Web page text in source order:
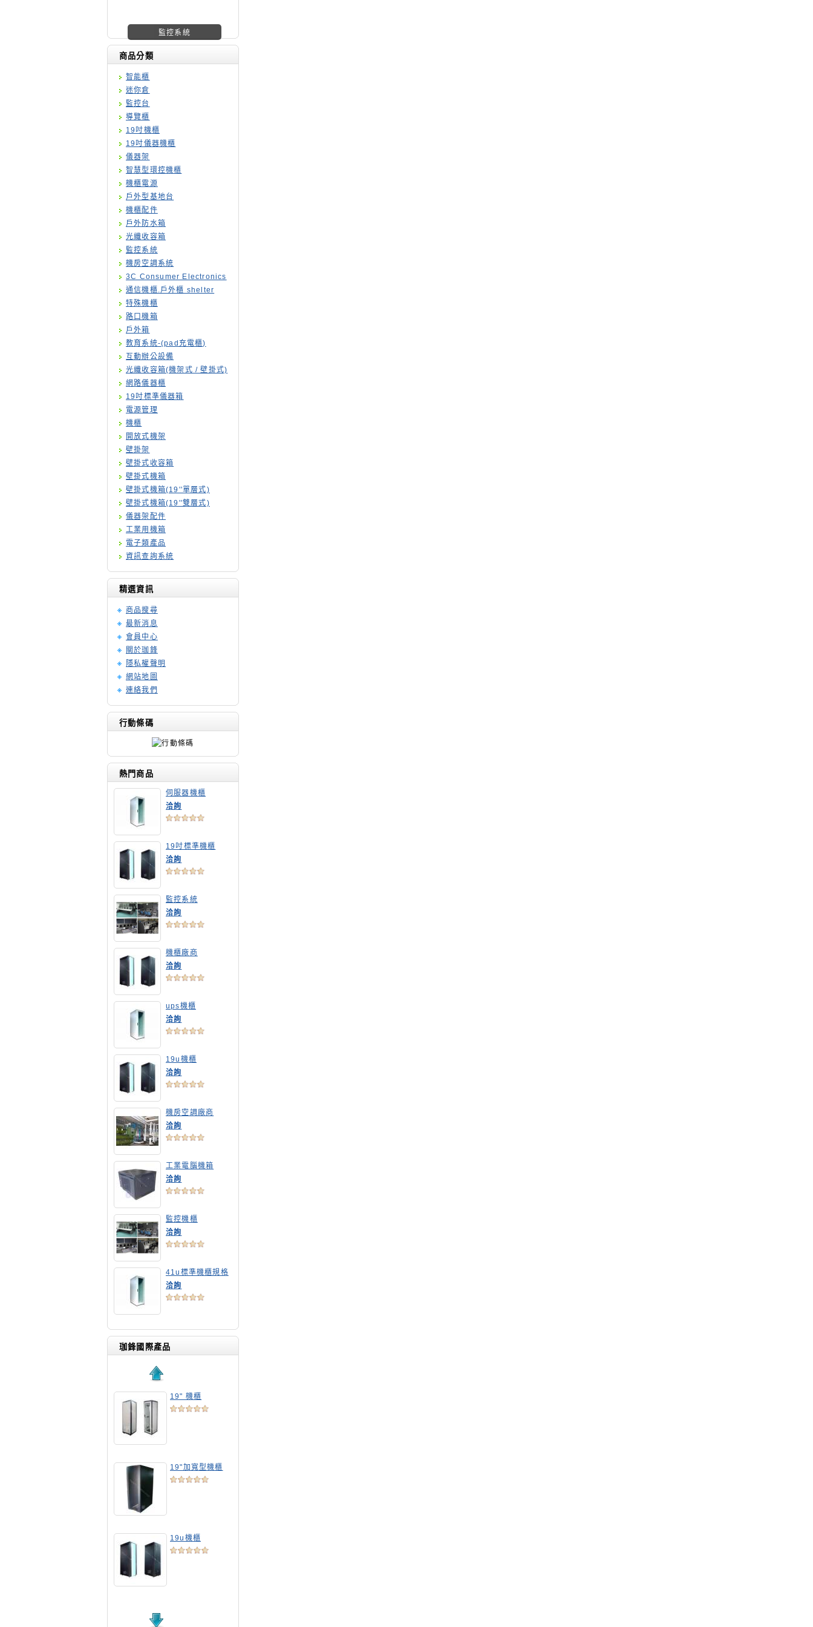
機櫃廠商
商品分類
智能櫃
迷你倉
監控台
導覽櫃
19吋機櫃
19吋儀器機櫃
儀器架
智慧型環控機櫃
機櫃電源
戶外型基地台
機櫃配件
戶外防水箱
光纖收容箱
監控系統
機房空調系統
3C Consumer Electronics
通信機櫃.戶外櫃 shelter
特殊機櫃
路口機箱
戶外箱
教育系統-(pad充電櫃)
互動辦公設備
光纖收容箱(機架式 / 壁掛式)
網路儀器櫃
19吋標準儀器箱
電源管理
機櫃
開放式機架
壁掛架
壁掛式收容箱
壁掛式機箱
壁掛式機箱(19''單層式)
壁掛式機箱(19''雙層式)
儀器架配件
工業用機箱
電子類產品
資訊查詢系統
精選資訊
商品搜尋
最新消息
會員中心
關於珈鋒
隱私權聲明
網站地圖
連絡我們
行動條碼
熱門商品
伺服器機櫃
洽詢
19吋標準機櫃
洽詢
監控系統
洽詢
機櫃廠商
洽詢
ups機櫃
洽詢
19u機櫃
洽詢
機房空調廠商
洽詢
工業電腦機箱
洽詢
監控機櫃
洽詢
41u標準機櫃規格
洽詢
珈鋒國際產品
19" 機櫃
19"加寬型機櫃
19u機櫃